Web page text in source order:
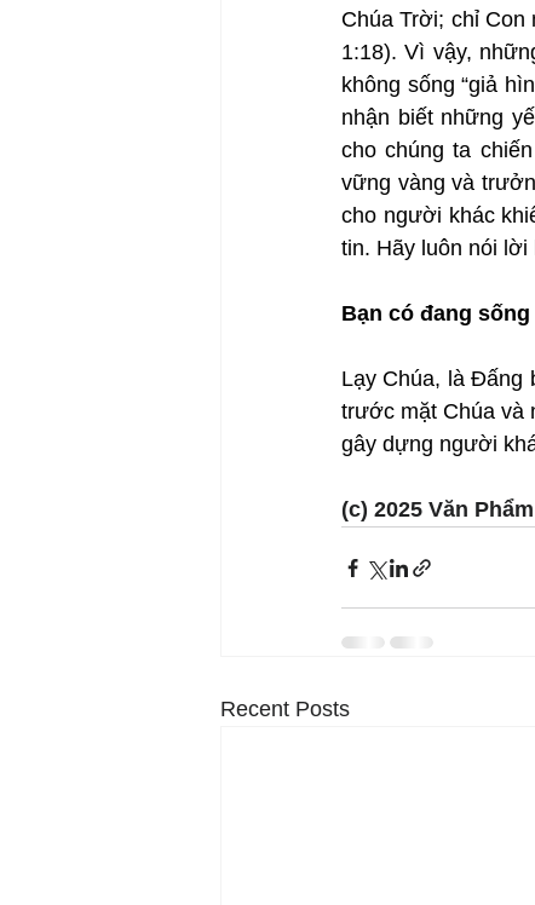
Chúa Trời; chỉ Con
1:18). Vì vậy,
không sống “giả
nhận biết những
cho chúng ta
vững vàng và
cho người khác
tin. Hãy luôn nói
Bạn có đang
Lạy Chúa, là Đấng
trước mặt Chúa và
gây dựng người
(c) 2025 Văn
Recent Posts